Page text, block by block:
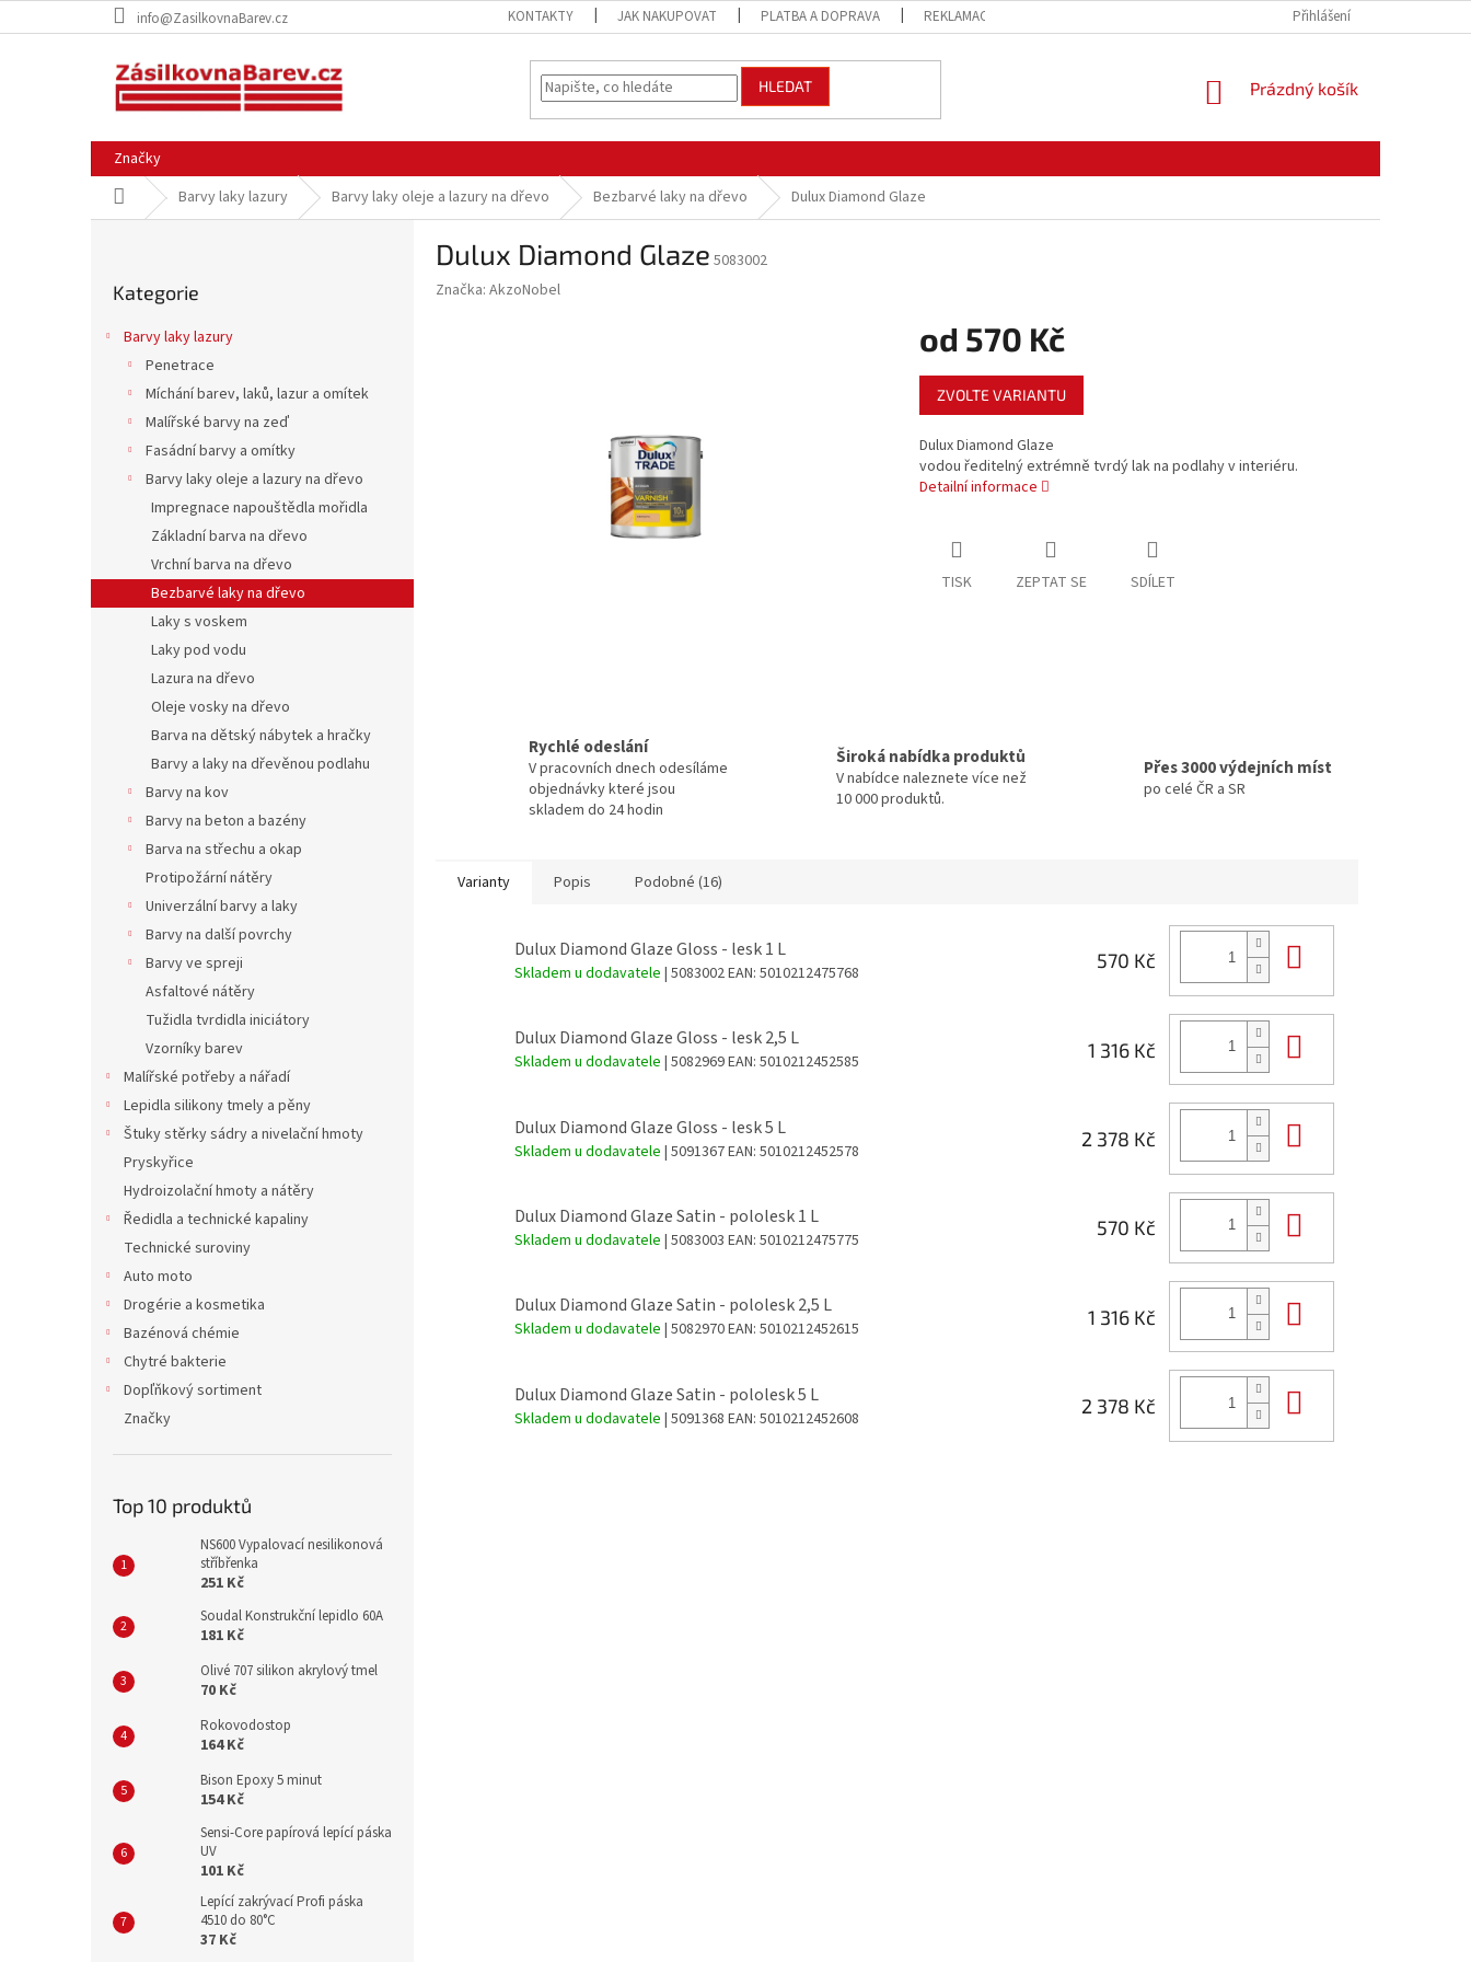
na
info@ZasilkovnaBarev.cz KONTAKTY JAK NAKUPOVAT PLATBA A DOPRAVA REKLAMACE ZBOŽÍ PODMÍNKY OCHRANY
Přihlášení
HLEDAT
NÁKUPNÍ
Prázdný košík
Značky
Domů Barvy laky lazury Barvy laky oleje a lazury na dřevo Bezbarvé laky na dřevo Dulux Diamond Glaze
kategorie
Kategorie
Barvy laky lazury
Penetrace
Míchání barev, laků, lazur a omítek
Malířské barvy na zeď
Fasádní barvy a omítky
Barvy laky oleje a lazury na dřevo
Impregnace napouštědla mořidla
Základní barva na dřevo
Vrchní barva na dřevo
Bezbarvé laky na dřevo
Laky s voskem
Laky pod vodu
Lazura na dřevo
Oleje vosky na dřevo
Barva na dětský nábytek a hračky
Barvy a laky na dřevěnou podlahu
Barvy na kov
Barvy na beton a bazény
Barva na střechu a okap
Protipožární nátěry
Univerzální barvy a laky
Barvy na další povrchy
Barvy ve spreji
Asfaltové nátěry
Tužidla tvrdidla iniciátory
Vzorníky barev
Malířské potřeby a nářadí
Lepidla silikony tmely a pěny
Štuky stěrky sádry a nivelační hmoty
Pryskyřice
Hydroizolační hmoty a nátěry
Ředidla a technické kapaliny
Technické suroviny
Auto moto
Drogérie a kosmetika
Bazénová chémie
Chytré bakterie
Dopľňkový sortiment
Značky
Top 10 produktů
NS600 Vypalovací nesilikonová
stříbřenka
251 Kč
Soudal Konstrukční lepidlo 60A
181 Kč
Olivé 707 silikon akrylový tmel
70 Kč
Rokovodostop
164 Kč
Bison Epoxy 5 minut
154 Kč
Sensi-Core papírová lepící páska
UV
101 Kč
Lepící zakrývací Profi páska
4510 do 80°C
37 Kč
Dulux Diamond Glaze 5083002
Značka: AkzoNobel
od 570 Kč
Měrná
cena:
ZVOLTE VARIANTU
Dulux Diamond Glaze
vodou ředitelný extrémně tvrdý lak na podlahy v interiéru.
Detailní informace
TISK ZEPTAT SE SDÍLET
Rychlé odeslání
V pracovních dnech odesíláme
objednávky které jsou
skladem do 24 hodin
Široká nabídka produktů
V nabídce naleznete více než
10 000 produktů.
Přes 3000 výdejních míst
po celé ČR a SR
Varianty Popis Podobné (16)
Dulux Diamond Glaze Gloss - lesk 1 L
Skladem u dodavatele | 5083002EAN: 5010212475768
570 Kč
Dulux Diamond Glaze Gloss - lesk 2,5 L
Skladem u dodavatele | 5082969EAN: 5010212452585
1 316 Kč
Dulux Diamond Glaze Gloss - lesk 5 L
Skladem u dodavatele | 5091367EAN: 5010212452578
2 378 Kč
Dulux Diamond Glaze Satin - pololesk 1 L
Skladem u dodavatele | 5083003 EAN: 5010212475775
570 Kč
Dulux Diamond Glaze Satin - pololesk 2,5 L
Skladem u dodavatele | 5082970EAN: 5010212452615
1 316 Kč
Dulux Diamond Glaze Satin - pololesk 5 L
Skladem u dodavatele | 5091368 EAN: 5010212452608
2 378 Kč